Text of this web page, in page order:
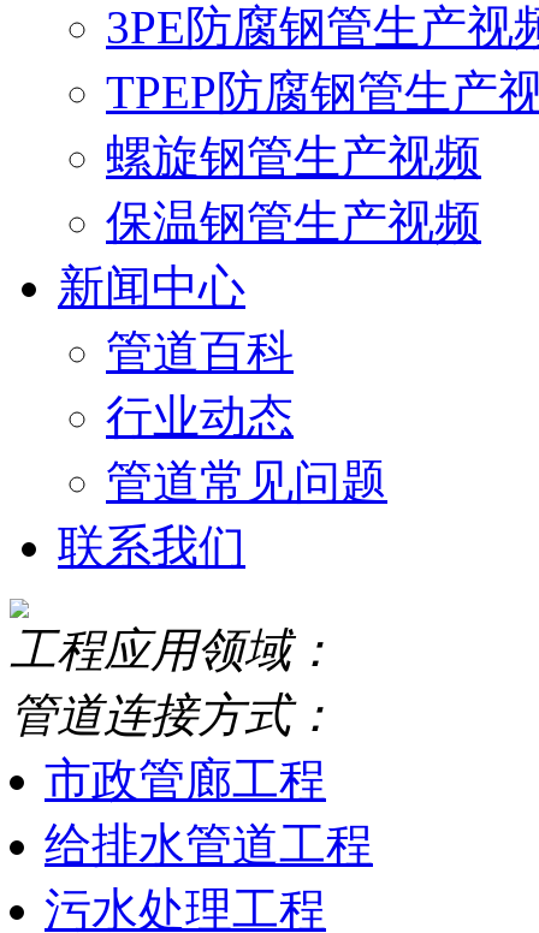
3PE防腐钢管生产视
TPEP防腐钢管生产
螺旋钢管生产视频
保温钢管生产视频
新闻中心
管道百科
行业动态
管道常见问题
联系我们
工程应用领域：
管道连接方式：
市政管廊工程
给排水管道工程
污水处理工程